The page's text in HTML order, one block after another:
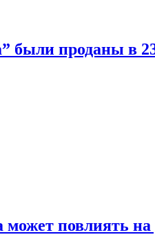
были проданы в
повлиять на